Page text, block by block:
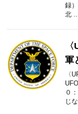
録
北
軍
〈
０
じ